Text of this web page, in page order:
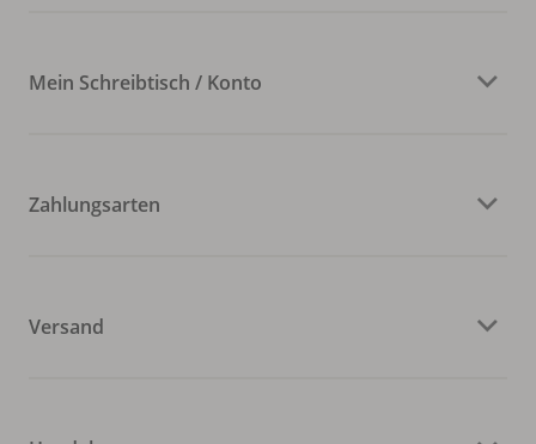
Mein Schreibtisch / Konto
Zahlungsarten
Versand